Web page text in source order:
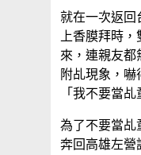
就在一次返回
上香膜拜時
來，連親友都
附乩現象，嚇
「我不要當乩
為了不要當乩
奔回高雄左營